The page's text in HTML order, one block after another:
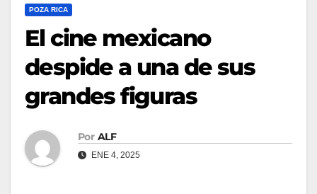
POZA RICA
El cine mexicano
despide a una de sus
grandes figuras
Por ALF
ENE 4, 2025